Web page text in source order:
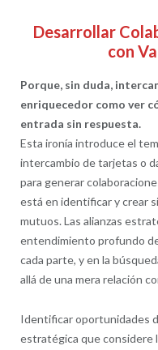
Desarrollar
con
Porque, sin duda,
enriquecedor como ver
entrada sin respuesta.
Esta ironía introduce el
intercambio de tarjetas o
para generar
está en identificar y crear
mutuos. Las alianzas
entendimiento profundo
cada parte, y en la
allá de una mera relación
Identificar oportunidades
estratégica que considere